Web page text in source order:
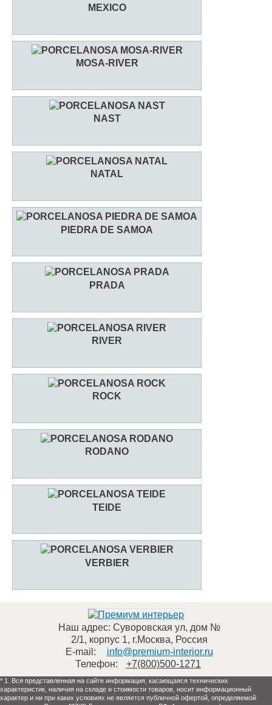
MEXICO
MOSA-RIVER
NAST
NATAL
PIEDRA DE SAMOA
PRADA
RIVER
ROCK
RODANO
TEIDE
VERBIER
Наш адрес: Суворовская ул, дом №
2/1, корпус 1, г.Москва, Россия
E-mail:
info@premium-interior.ru
Телефон:
+7(800)500-1271
* 1. Вся представленная на сайте информация, касающаяся технических
характеристик, наличия на складе и стоимости товаров, носит информационный
характер и ни при каких условиях не является публичной офертой, определяемой